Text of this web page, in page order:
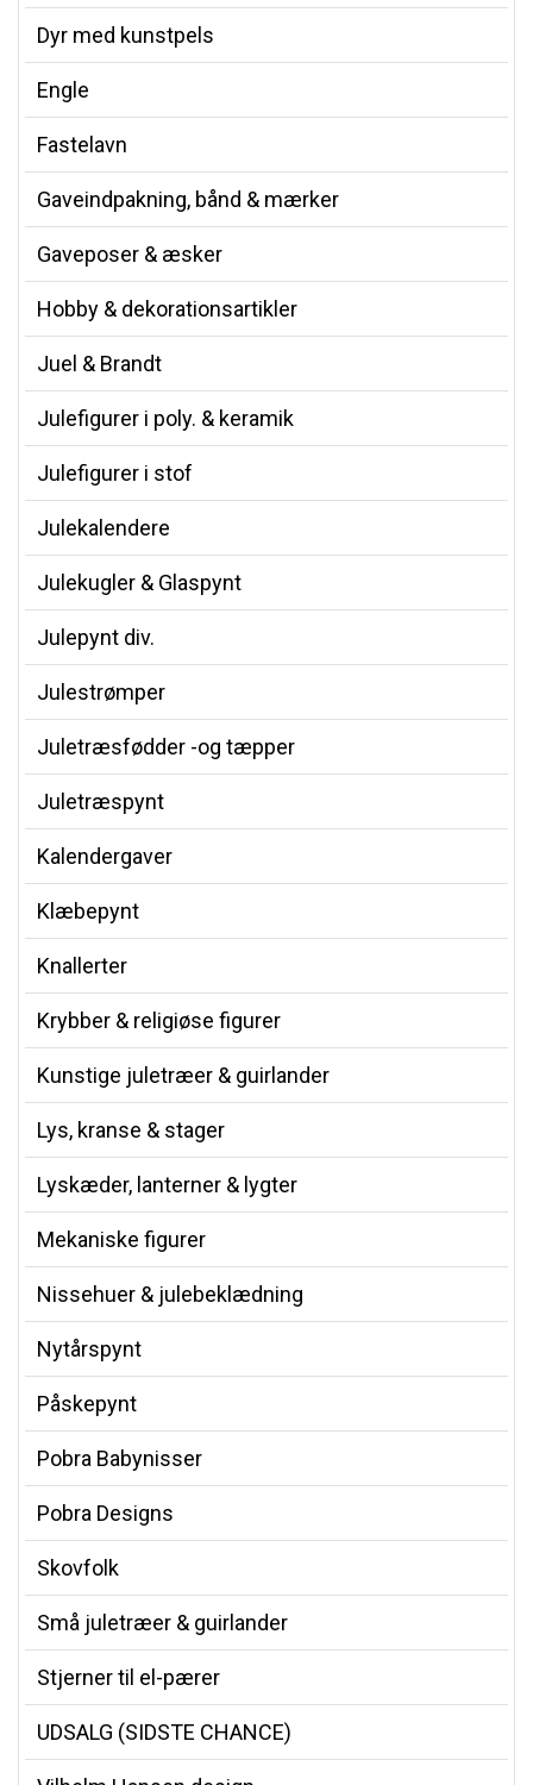
Dyr med kunstpels
Engle
Fastelavn
Gaveindpakning, bånd & mærker
Gaveposer & æsker
Hobby & dekorationsartikler
Juel & Brandt
Julefigurer i poly. & keramik
Julefigurer i stof
Julekalendere
Julekugler & Glaspynt
Julepynt div.
Julestrømper
Juletræsfødder -og tæpper
Juletræspynt
Kalendergaver
Klæbepynt
Knallerter
Krybber & religiøse figurer
Kunstige juletræer & guirlander
Lys, kranse & stager
Lyskæder, lanterner & lygter
Mekaniske figurer
Nissehuer & julebeklædning
Nytårspynt
Påskepynt
Pobra Babynisser
Pobra Designs
Skovfolk
Små juletræer & guirlander
Stjerner til el-pærer
UDSALG (SIDSTE CHANCE)